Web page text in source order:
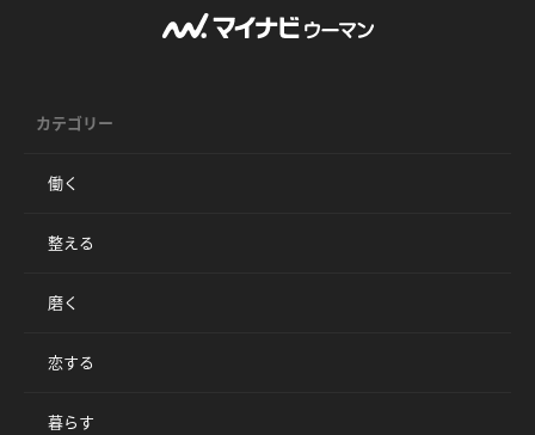
カテゴリー
働く
整える
磨く
恋する
暮らす